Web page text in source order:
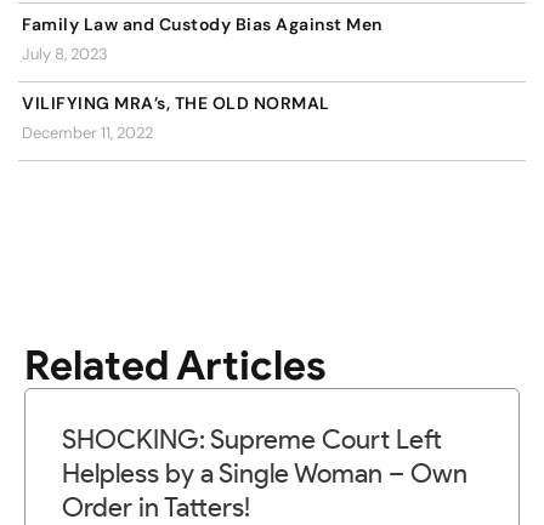
Family Law and Custody Bias Against Men
July 8, 2023
VILIFYING MRA’s, THE OLD NORMAL
December 11, 2022
Related Articles
SHOCKING: Supreme Court Left
Helpless by a Single Woman – Own
Order in Tatters!